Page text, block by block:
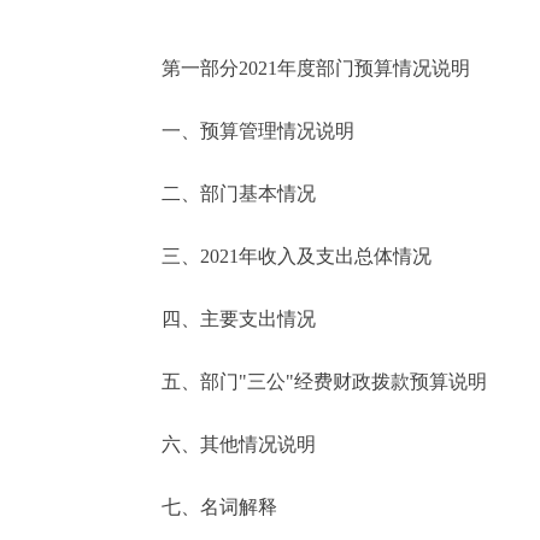
第一部分2021年度部门预算情况说明
一、预算管理情况说明
二、部门基本情况
三、2021年收入及支出总体情况
四、主要支出情况
五、部门"三公"经费财政拨款预算说明
六、其他情况说明
七、名词解释